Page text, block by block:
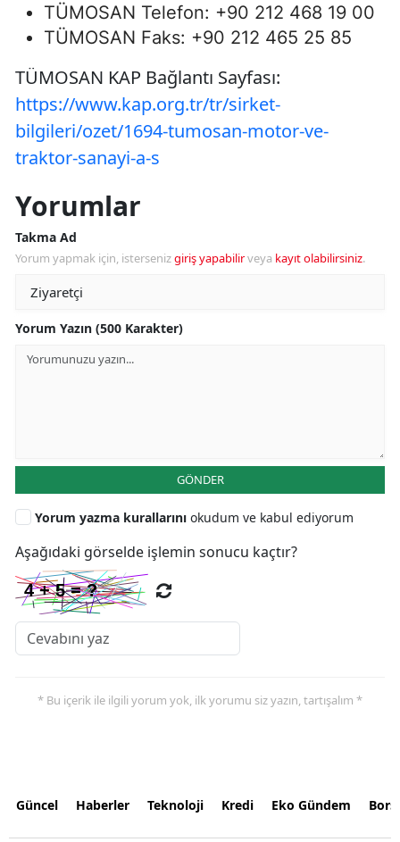
TÜMOSAN Telefon: +90 212 468 19 00
TÜMOSAN Faks: +90 212 465 25 85
TÜMOSAN KAP Bağlantı Sayfası:
https://www.kap.org.tr/tr/sirket-
bilgileri/ozet/1694-tumosan-motor-ve-
traktor-sanayi-a-s
Yorumlar
Takma Ad
Yorum yapmak için, istersenizgiriş yapabilirveya kayıt olabilirsiniz.
Yorum Yazın (500 Karakter)
GÖNDER
Yorum yazma kurallarını okudum ve kabul ediyorum
Aşağıdaki görselde işlemin sonucu kaçtır?
* Bu içerik ile ilgili yorum yok, ilk yorumu siz yazın, tartışalım *
Güncel Haberler Teknoloji Kredi Eko Gündem